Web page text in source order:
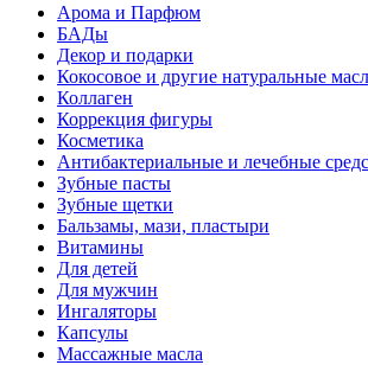
Арома и Парфюм
БАДы
Декор и подарки
Кокосовое и другие натуральные
Коллаген
Коррекция фигуры
Косметика
Антибактериальные и лечебные
Зубные пасты
Зубные щетки
Бальзамы, мази, пластыри
Витамины
Для детей
Для мужчин
Ингаляторы
Капсулы
Массажные масла